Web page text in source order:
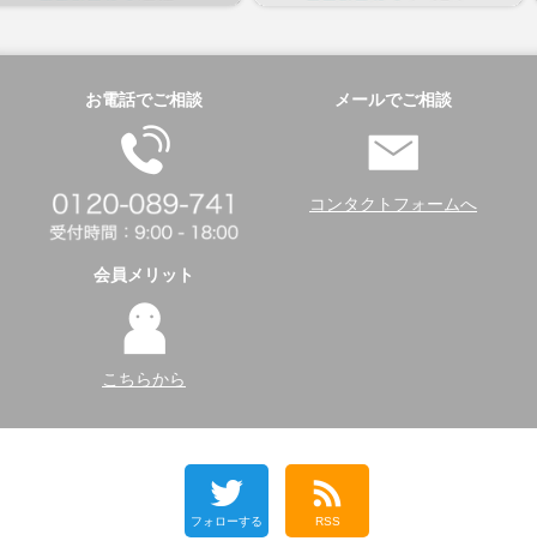
お電話でご相談 メールでご相談
コンタクトフォームへ
会員メリット
こちらから
フォローする RSS